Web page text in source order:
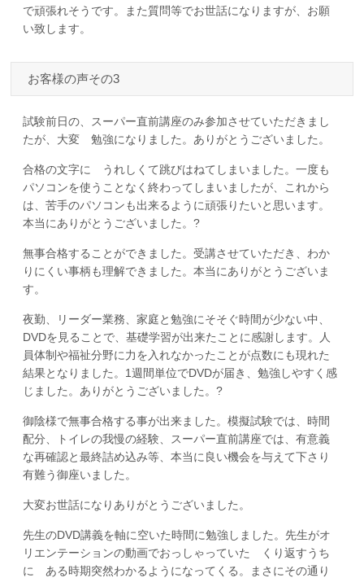
で頑張れそうです。また質問等でお世話になりますが、お願
い致します。
お客様の声その3
試験前日の、スーパー直前講座のみ参加させていただきまし
たが、大変 勉強になりました。ありがとうございました。
合格の文字に うれしくて跳びはねてしまいました。一度も
パソコンを使うことなく終わってしまいましたが、これから
は、苦手のパソコンも出来るように頑張りたいと思います。
本当にありがとうございました。?
無事合格することができました。受講させていただき、わか
りにくい事柄も理解できました。本当にありがとうございま
す。
夜勤、リーダー業務、家庭と勉強にそそぐ時間が少ない中、
DVDを見ることで、基礎学習が出来たことに感謝します。人
員体制や福祉分野に力を入れなかったことが点数にも現れた
結果となりました。1週間単位でDVDが届き、勉強しやすく感
じました。ありがとうございました。?
御陰様で無事合格する事が出来ました。模擬試験では、時間
配分、トイレの我慢の経験、スーパー直前講座では、有意義
な再確認と最終詰め込み等、本当に良い機会を与えて下さり
有難う御座いました。
大変お世話になりありがとうございました。
先生のDVD講義を軸に空いた時間に勉強しました。先生がオ
リエンテーションの動画でおっしゃっていた くり返すうち
に ある時期突然わかるようになってくる。まさにその通り